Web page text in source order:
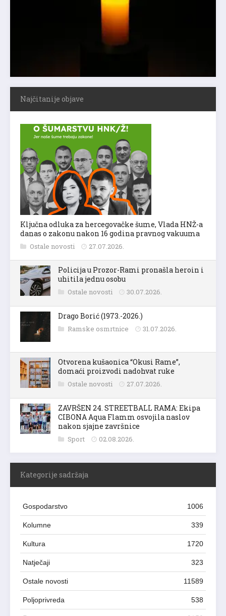
Najčitanije objave
Ključna odluka za hercegovačke šume, Vlada HNŽ-a
danas o zakonu nakon 16 godina pravnog vakuuma
Ostale novosti 27.07.2026.
Policija u Prozor-Rami pronašla heroin i
uhitila jednu osobu
Ostale novosti 30.07.2026.
Drago Borić (1973.-2026.)
Ramske osmrtnice 31.07.2026.
Otvorena kušaonica “Okusi Rame”,
domaći proizvodi nadohvat ruke
Ostale novosti 27.07.2026.
ZAVRŠEN 24. STREETBALL RAMA: Ekipa
CIBONA Aqua Flamm osvojila naslov
nakon sjajne završnice
Sport 02.08.2026.
Kategorije sadržaja
Gospodarstvo 1006
Kolumne 339
Kultura 1720
Natječaji 323
Ostale novosti 11589
Poljoprivreda 538